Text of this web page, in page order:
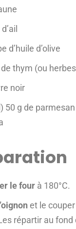
d’huile d’olive
thym (ou
noir
50 g de
le four à 180°C.
et le
répartir au fond